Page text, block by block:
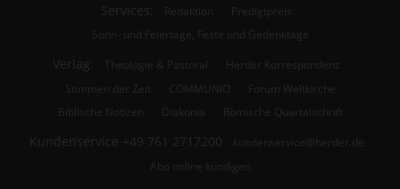
Services: Redaktion
Predigtpreis
Sonn- und Feiertage, Feste und Gedenktage
Verlag: Theologie & Pastoral
Herder Korrespondenz
Stimmen der Zeit
COMMUNIO
Forum Weltkirche
Biblische Notizen
Diakonia Römische Quartalschrift
Kundenservice +49 761 2717200
kundenservice@herder.de
Abo online kündigen